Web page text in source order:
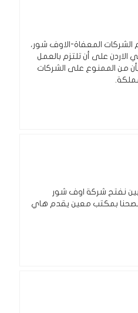
المعفاة-الاوف شور،
على أن تلتزم بالعمل
بأن من الممنوع على الشركات
نفتح شركة اوف شور
بمكتب معين يقدم هاي